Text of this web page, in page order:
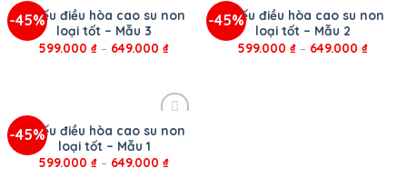
-45%
Chiếu điều hòa cao su non
loại tốt – Mẫu 3
599.000 ₫ – 649.000 ₫
-45%
Chiếu điều hòa cao su non
loại tốt – Mẫu 2
599.000 ₫ – 649.000 ₫
-45%
Chiếu điều hòa cao su non
loại tốt – Mẫu 1
599.000 ₫ – 649.000 ₫